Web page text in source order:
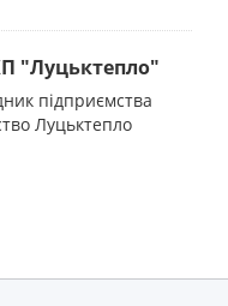
"Луцьктепло"
підприємства
Луцьктепло